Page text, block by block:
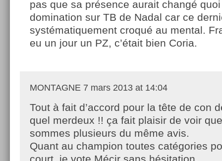
pas que sa présence aurait changé
domination sur TB de Nadal car ce
systématiquement croqué au mental.
eu un jour un PZ, c’était bien Coria.
MONTAGNE 7 mars 2013 at 14:04
Tout à fait d’accord pour la tête de con
quel merdeux !! ça fait plaisir de voir
sommes plusieurs du même avis.
Quant au champion toutes catégories